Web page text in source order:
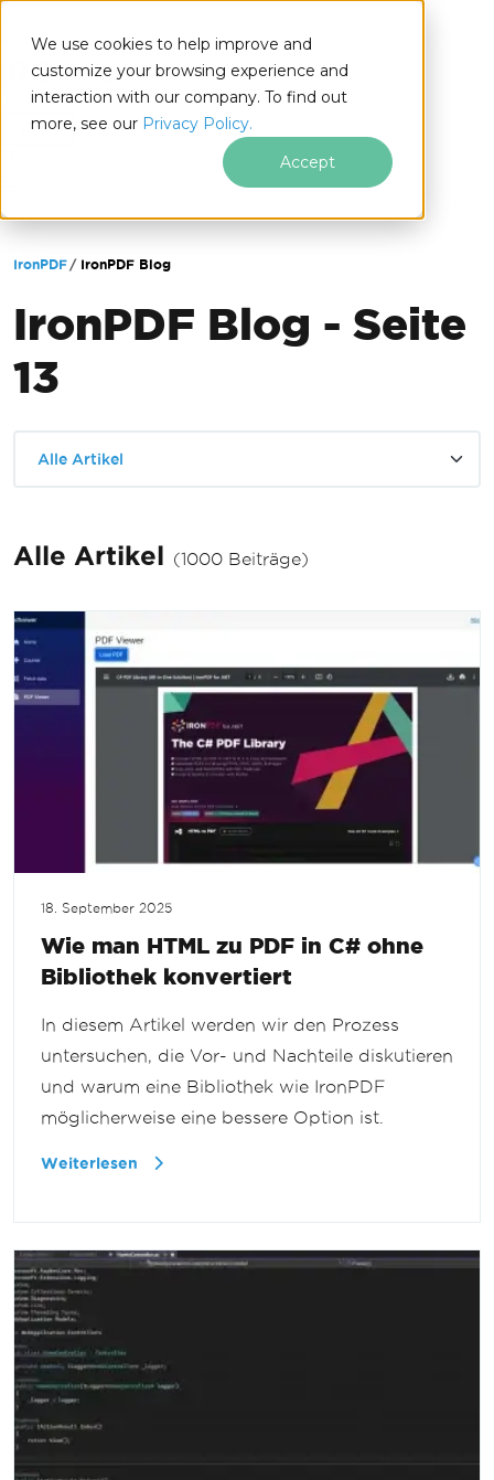
We use cookies to help improve and
customize your browsing experience and
interaction with our company. To find out
more, see our Privacy Policy.
Accept
.NET
Zum Fußzeileninhalt springen
IronPDF IronPDF Blog
IronPDF Blog - Seite
13
Alle Artikel
Alle Artikel (1000 Beiträge)
18. September 2025
Wie man HTML zu PDF in C# ohne
Bibliothek konvertiert
In diesem Artikel werden wir den Prozess
untersuchen, die Vor- und Nachteile diskutieren
und warum eine Bibliothek wie IronPDF
möglicherweise eine bessere Option ist.
Weiterlesen